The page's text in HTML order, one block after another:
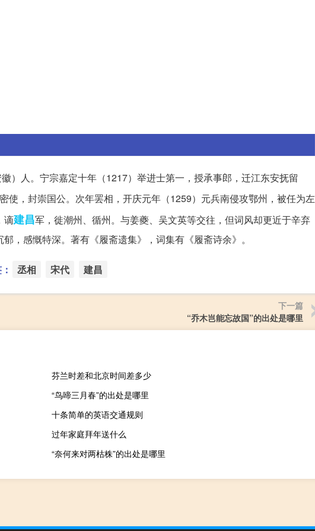
）人。宁宗嘉定十年（1217）举进士第一，授承事郎，迁江东安抚留
使，封崇国公。次年罢相，开庆元年（1259）元兵南侵攻鄂州，被任为左
谪建昌军，徙潮州、循州。与姜夔、吴文英等交往，但词风却更近于辛弃
，感慨特深。著有《履斋遗集》，词集有《履斋诗余》。
丞相 宋代 建昌
下一篇
“乔木岂能忘故国”的出处是哪里
芬兰时差和北京时间差多少
“鸟啼三月春”的出处是哪里
十条简单的英语交通规则
过年家庭拜年送什么
“奈何来对两枯株”的出处是哪里